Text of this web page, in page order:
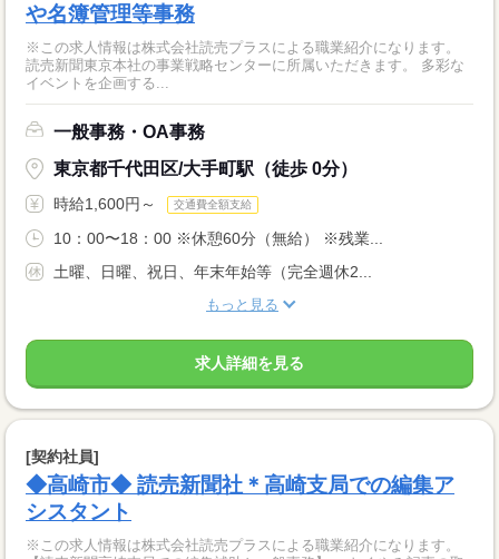
や名簿管理等事務
※この求人情報は株式会社読売プラスによる職業紹介になります。
読売新聞東京本社の事業戦略センターに所属いただきます。 多彩な
イベントを企画する...
一般事務・OA事務
東京都千代田区/大手町駅（徒歩 0分）
時給1,600円～ 交通費全額支給
10：00〜18：00 ※休憩60分（無給） ※残業...
土曜、日曜、祝日、年末年始等（完全週休2...
もっと見る
求人詳細を見る
[契約社員]
◆高崎市◆ 読売新聞社＊高崎支局での編集ア
シスタント
※この求人情報は株式会社読売プラスによる職業紹介になります。